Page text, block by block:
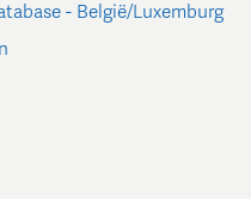
- België/Luxemburg